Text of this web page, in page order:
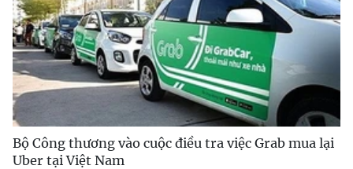
Bộ Công thương vào cuộc điều tra việc Grab mua lại
Uber tại Việt Nam